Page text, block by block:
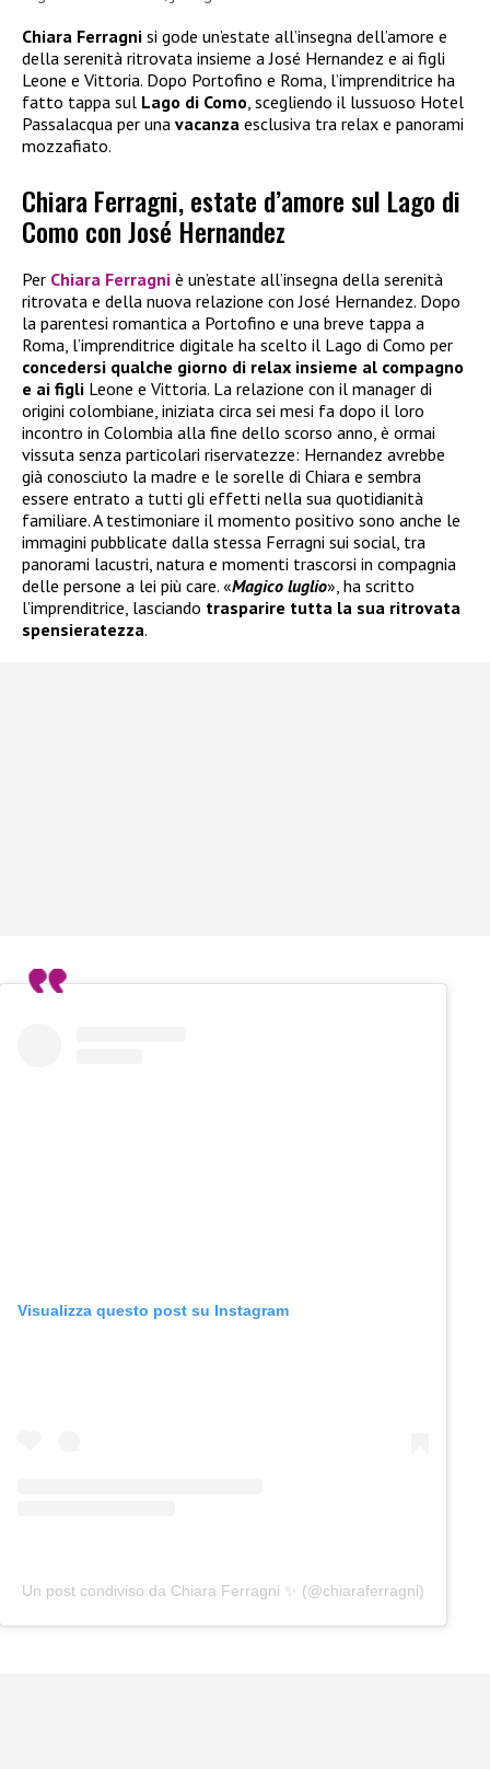
Chiara Ferragni si gode un’estate all’insegna dell’amore e
della serenità ritrovata insieme a José Hernandez e ai figli
Leone e Vittoria. Dopo Portofino e Roma, l’imprenditrice ha
fatto tappa sul Lago di Como , scegliendo il lussuoso Hotel
Passalacqua per una vacanza esclusiva tra relax e panorami
mozzafiato.
Chiara Ferragni, estate d’amore sul Lago di
Como con José Hernandez
Per Chiara Ferragni è un’estate all’insegna della serenità
ritrovata e della nuova relazione con José Hernandez. Dopo
la parentesi romantica a Portofino e una breve tappa a
Roma, l’imprenditrice digitale ha scelto il Lago di Como per
concedersi qualche giorno di relax insieme al compagno
e ai figli Leone e Vittoria. La relazione con il manager di
origini colombiane, iniziata circa sei mesi fa dopo il loro
incontro in Colombia alla fine dello scorso anno, è ormai
vissuta senza particolari riservatezze: Hernandez avrebbe
già conosciuto la madre e le sorelle di Chiara e sembra
essere entrato a tutti gli effetti nella sua quotidianità
familiare. A testimoniare il momento positivo sono anche le
immagini pubblicate dalla stessa Ferragni sui social, tra
panorami lacustri, natura e momenti trascorsi in compagnia
delle persone a lei più care. «Magico luglio», ha scritto
l’imprenditrice, lasciando trasparire tutta la sua ritrovata
spensieratezza.
Visualizza questo post su Instagram
Un post condiviso da Chiara Ferragni ✨ (@chiaraferragni)